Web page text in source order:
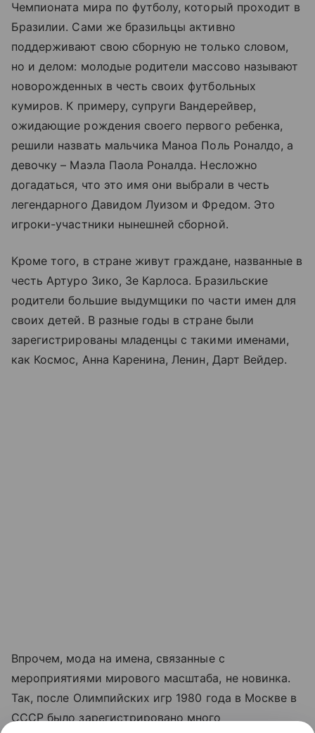
Чемпионата мира по футболу, который проходит в
Бразилии. Сами же бразильцы активно
поддерживают свою сборную не только словом,
но и делом: молодые родители массово называют
новорожденных в честь своих футбольных
кумиров. К примеру, супруги Вандерейвер,
ожидающие рождения своего первого ребенка,
решили назвать мальчика Маноа Поль Роналдо, а
девочку – Маэла Паола Роналда. Несложно
догадаться, что это имя они выбрали в честь
легендарного Давидом Луизом и Фредом. Это
игроки-участники нынешней сборной.
Кроме того, в стране живут граждане, названные в
честь Артуро Зико, Зе Карлоса. Бразильские
родители большие выдумщики по части имен для
своих детей. В разные годы в стране были
зарегистрированы младенцы с такими именами,
как Космос, Анна Каренина, Ленин, Дарт Вейдер.
Впрочем, мода на имена, связанные с
мероприятиями мирового масштаба, не новинка.
Так, после Олимпийских игр 1980 года в Москве в
CCCР было зарегистрировано много